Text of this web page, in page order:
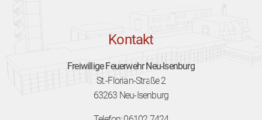
Kontakt
Freiwillige Feuerwehr Neu-Isenburg
St.-Florian-Straße 2
63263 Neu-Isenburg